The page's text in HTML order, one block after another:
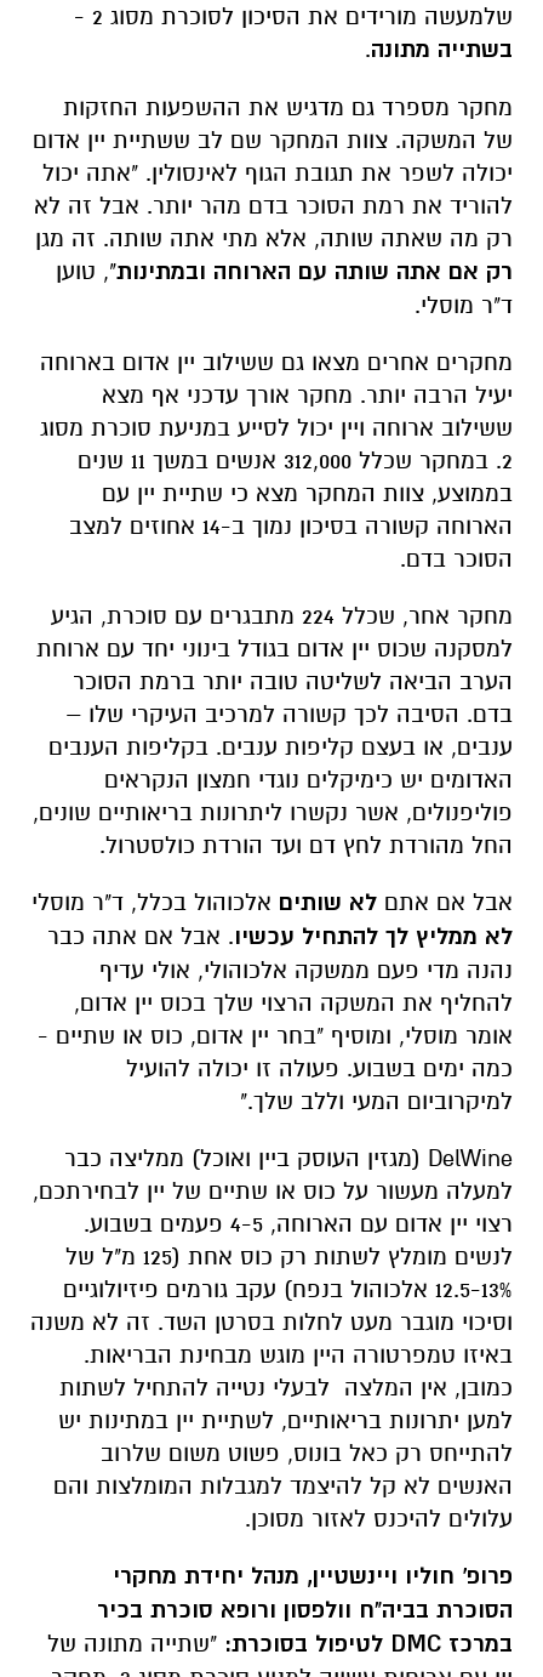
שלמעשה מורידים את הסיכון לסוכרת מסוג 2 -
בשתייה מתונה.
מחקר מספרד גם מדגיש את ההשפעות החזקות
של המשקה. צוות המחקר שם לב ששתיית יין אדום
יכולה לשפר את תגובת הגוף לאינסולין. "אתה יכול
להוריד את רמת הסוכר בדם מהר יותר. אבל זה לא
רק מה שאתה שותה, אלא מתי אתה שותה. זה מגן
רק אם אתה שותה עם הארוחה ובמתינות", טוען
ד"ר מוסלי.
מחקרים אחרים מצאו גם ששילוב יין אדום בארוחה
יעיל הרבה יותר. מחקר אורך עדכני אף מצא
ששילוב ארוחה ויין יכול לסייע במניעת סוכרת מסוג
2. במחקר שכלל 312,000 אנשים במשך 11 שנים
בממוצע, צוות המחקר מצא כי שתיית יין עם
הארוחה קשורה בסיכון נמוך ב-14 אחוזים למצב
הסוכר בדם.
מחקר אחר, שכלל 224 מתבגרים עם סוכרת, הגיע
למסקנה שכוס יין אדום בגודל בינוני יחד עם ארוחת
הערב הביאה לשליטה טובה יותר ברמת הסוכר
בדם. הסיבה לכך קשורה למרכיב העיקרי שלו –
ענבים, או בעצם קליפות ענבים. בקליפות הענבים
האדומים יש כימיקלים נוגדי חמצון הנקראים
פוליפנולים, אשר נקשרו ליתרונות בריאותיים שונים,
החל מהורדת לחץ דם ועד הורדת כולסטרול.
אבל אם אתם לא שותים אלכוהול בכלל, ד"ר מוסלי
לא ממליץ לך להתחיל עכשיו. אבל אם אתה כבר
נהנה מדי פעם ממשקה אלכוהולי, אולי עדיף
להחליף את המשקה הרצוי שלך בכוס יין אדום,
אומר מוסלי, ומוסיף "בחר יין אדום, כוס או שתיים -
כמה ימים בשבוע. פעולה זו יכולה להועיל
למיקרוביום המעי וללב שלך."
DelWine (מגזין העוסק ביין ואוכל) ממליצה כבר
למעלה מעשור על כוס או שתיים של יין לבחירתכם,
רצוי יין אדום עם הארוחה, 4-5 פעמים בשבוע.
לנשים מומלץ לשתות רק כוס אחת (125 מ"ל של
12.5-13% אלכוהול בנפח) עקב גורמים פיזיולוגיים
וסיכוי מוגבר מעט לחלות בסרטן השד. זה לא משנה
באיזו טמפרטורה היין מוגש מבחינת הבריאות.
כמובן, אין המלצה לבעלי נטייה להתחיל לשתות
למען יתרונות בריאותיים, לשתיית יין במתינות יש
להתייחס רק כאל בונוס, פשוט משום שלרוב
האנשים לא קל להיצמד למגבלות המומלצות והם
עלולים להיכנס לאזור מסוכן.
פרופ' חוליו ויינשטיין, מנהל יחידת מחקרי
הסוכרת בביה"ח וולפסון ורופא סוכרת בכיר
במרכז DMC לטיפול בסוכרת: "שתייה מתונה של